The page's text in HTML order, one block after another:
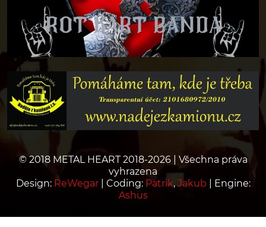
© 2018 METAL HEART 2018-2026 | Všechna práva
vyhrazena
Design: ReWegar| Coding: Patrik,Jakub | Engine:
Ashus